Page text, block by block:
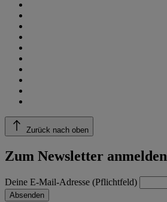
Zurück nach oben
Zum Newsletter anmelden
Deine E-Mail-Adresse (Pflichtfeld)
Absenden